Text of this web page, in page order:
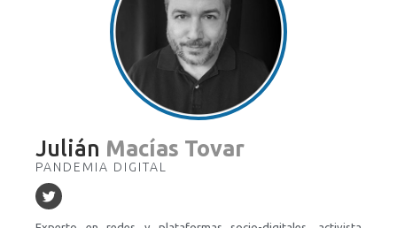
Julián Macías Tovar
PANDEMIA DIGITAL